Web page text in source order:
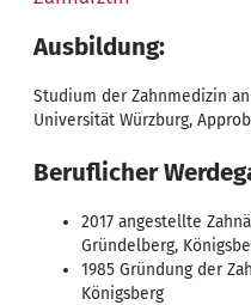
Ausbildung:
Studium der Zahnmedizin
Universität Würzburg,
Beruflicher
2017 angestellte
Gründelberg,
1985 Gründung der
Königsberg